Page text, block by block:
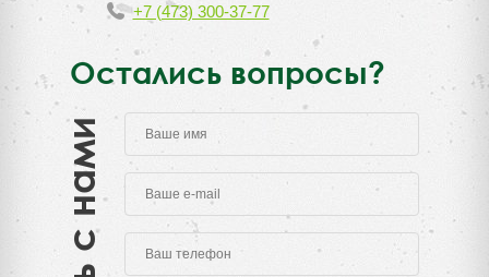
+7 (473) 300-37-77
Остались вопросы?